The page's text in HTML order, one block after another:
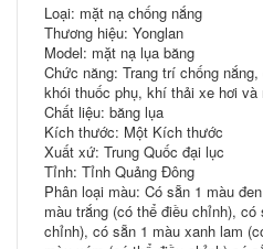
Loại: mặt nạ chống nắng
Thương hiệu: Yonglan
Model: mặt nạ lụa băng
Chức năng: Trang trí chống
khói thuốc phụ, khí thải xe hơi và
Chất liệu: băng lụa
Kích thước: Một Kích thước
Xuất xứ: Trung Quốc đại lục
Tỉnh: Tỉnh Quảng Đông
Phân loại màu: Có sẵn 1 màu
màu trắng (có thể điều chỉnh),
chỉnh), có sẵn 1 màu xanh lam